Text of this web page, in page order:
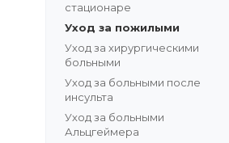
стационаре
Уход за пожилыми
Уход за хирургическими
больными
Уход за больными после
инсульта
Уход за больными
Альцгеймера